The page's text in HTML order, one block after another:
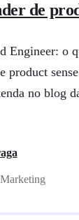
de
Engineer: o
product
no blog